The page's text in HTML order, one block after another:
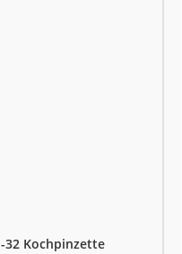
32 Kochpinzette